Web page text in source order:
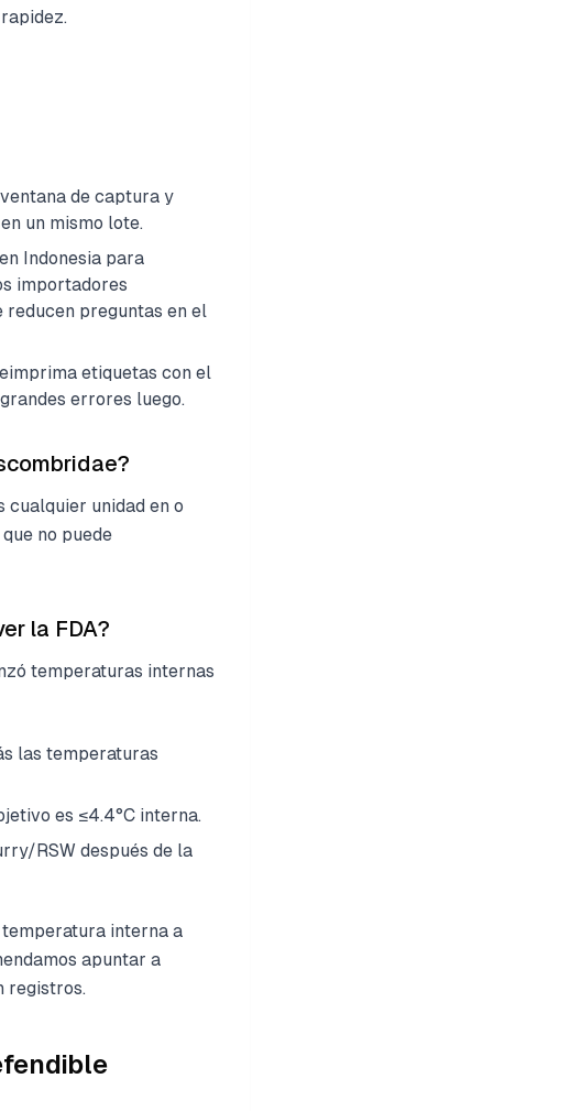
de captura y
un mismo lote.
Indonesia para
importadores
reducen preguntas en el
etiquetas con el
errores luego.
cualquier unidad en o
no puede
la FDA?
temperaturas internas
las temperaturas
es ≤4.4°C interna.
RSW después de la
interna a
apuntar a
registros.